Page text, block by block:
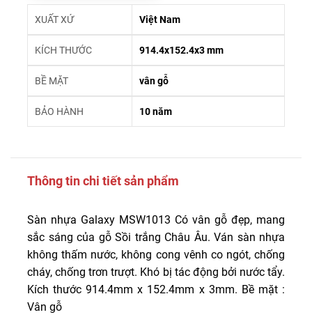
XUẤT XỨ Việt Nam
KÍCH THƯỚC 914.4x152.4x3 mm
BỀ MẶT vân gỗ
BẢO HÀNH 10 năm
Thông tin chi tiết sản phẩm
Sàn nhựa Galaxy MSW1013 Có vân gỗ đẹp, mang
sắc sáng của gỗ Sồi trắng Châu Âu. Ván sàn nhựa
không thấm nước, không cong vênh co ngót, chống
cháy, chống trơn trượt. Khó bị tác động bởi nước tẩy.
Kích thước 914.4mm x 152.4mm x 3mm. Bề mặt :
Vân gỗ